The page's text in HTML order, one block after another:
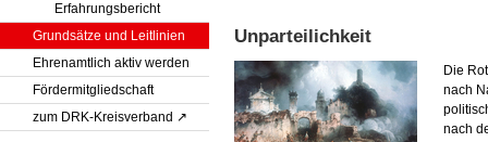
Erfahrungsbericht
Grundsätze und Leitlinien
Ehrenamtlich aktiv werden
Fördermitgliedschaft
zum DRK-Kreisverband
Unparteilichkeit
Die
nach
nach